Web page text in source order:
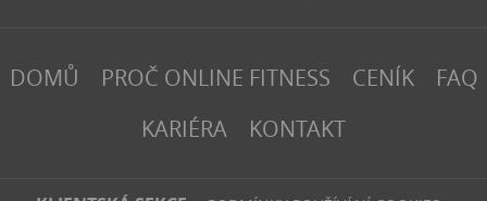
DOMŮ PROČ ONLINE FITNESS CENÍK
FAQ
KARIÉRA
KONTAKT